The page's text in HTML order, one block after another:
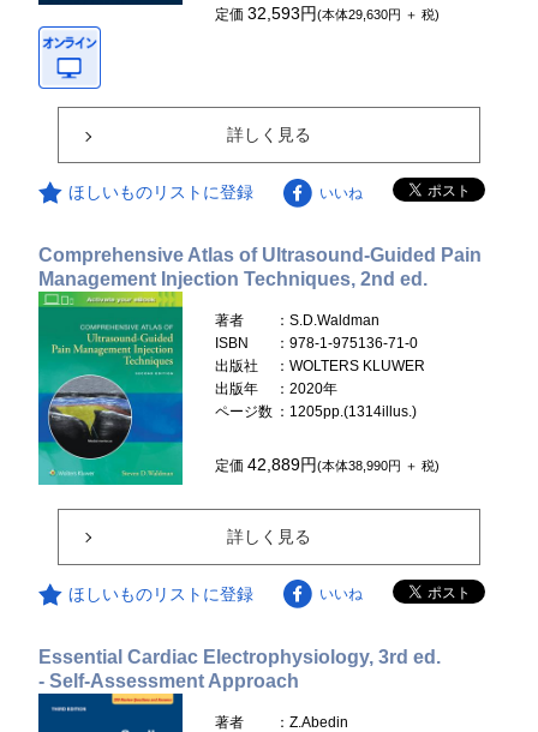
定価32,593円(本体29,630円 ＋ 税)
詳しく見る
ほしいものリストに登録 いいね
Comprehensive Atlas of Ultrasound-Guided Pain
Management Injection Techniques, 2nd ed.
著者
：S.D.Waldman
ISBN
：978-1-975136-71-0
出版社
：WOLTERS KLUWER
出版年
：2020年
ページ数 ：1205pp.(1314illus.)
定価42,889円(本体38,990円 ＋ 税)
詳しく見る
ほしいものリストに登録 いいね
Essential Cardiac Electrophysiology, 3rd ed.
- Self-Assessment Approach
著者
：Z.Abedin